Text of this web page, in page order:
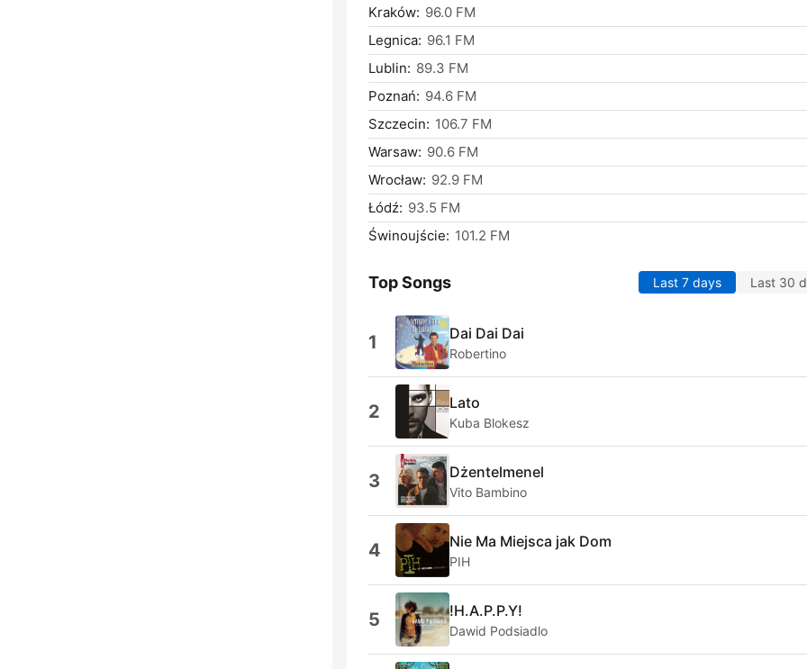
Kraków: 96.0 FM
Legnica: 96.1 FM
Lublin: 89.3 FM
Poznań: 94.6 FM
Szczecin: 106.7 FM
Warsaw: 90.6 FM
Wrocław: 92.9 FM
Łódź: 93.5 FM
Świnoujście: 101.2 FM
Top Songs Last 7 days Last 30
1 Dai Dai Dai
Robertino
2 Lato
Kuba Blokesz
3 Dżentelmenel
Vito Bambino
4 Nie Ma Miejsca jak Dom
PIH
5 !H.A.P.P.Y!
Dawid Podsiadlo